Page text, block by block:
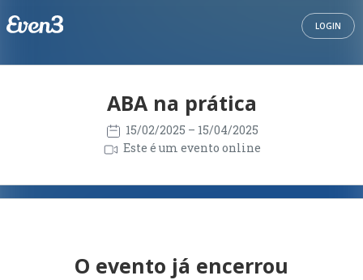
LOGIN
ABA na prática
15/02/2025 – 15/04/2025
Este é um evento online
O evento já encerrou